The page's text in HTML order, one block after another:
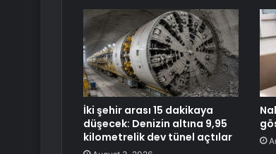
İki şehir arası 15 dakikaya
düşecek: Denizin altına 9,95
kilometrelik dev tünel açtılar